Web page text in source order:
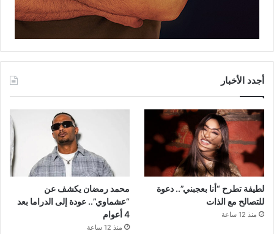
أجدد الأخبار
لطيفة تطرح “أنا بعجبني”.. دعوة
للتصالح مع الذات
منذ 12 ساعة
محمد رمضان يكشف عن
“عشماوي”.. عودة إلى الدراما بعد
4 أعوام
منذ 12 ساعة